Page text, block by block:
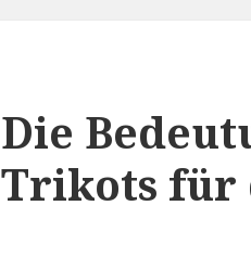
Die
Trikots für